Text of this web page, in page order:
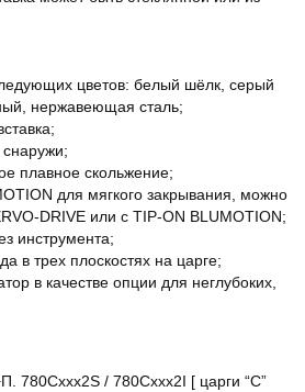
цветов: белый шёлк, серый
нержавеющая сталь;
плавное скольжение;
для мягкого закрывания, можно
DRIVE или с TIP-ON BLUMOTION;
инструмeнта;
в трех плоскостях на царге;
в качестве опции для неглубоких,
780Cxxx2S / 780Cxxx2I [ царги “C”